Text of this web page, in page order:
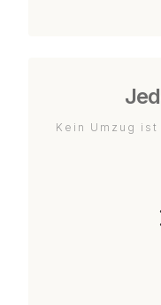
Kein Umzug